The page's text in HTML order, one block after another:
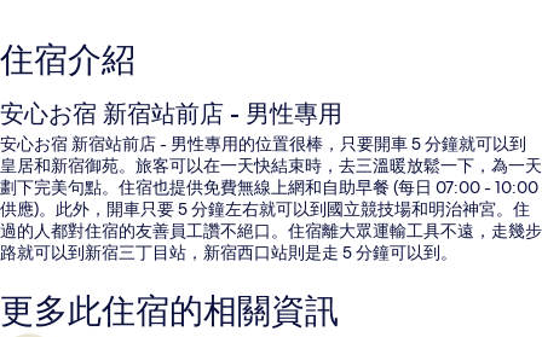
住宿介紹
安心お宿 新宿站前店 - 男性專用
安心お宿 新宿站前店 - 男性專用的位置很棒，只要開車 5 分鐘就可以到
皇居和新宿御苑。旅客可以在一天快結束時，去三溫暖放鬆一下，為一天
劃下完美句點。住宿也提供免費無線上網和自助早餐 (每日 07:00 - 10:00
供應)。此外，開車只要 5 分鐘左右就可以到國立競技場和明治神宮。住
過的人都對住宿的友善員工讚不絕口。住宿離大眾運輸工具不遠，走幾步
路就可以到新宿三丁目站，新宿西口站則是走 5 分鐘可以到。
更多此住宿的相關資訊